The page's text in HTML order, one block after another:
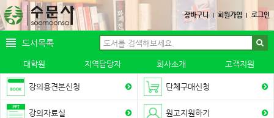
장바구니 회원가입 로그인
도서목록
대학원 지역담당자 회사소개 고객지원
강의용견본신청 단체구매신청
강의자료실 원고지원하기